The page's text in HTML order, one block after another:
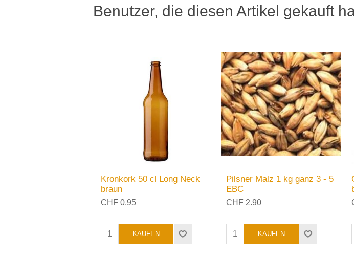
Benutzer, die diesen Artikel gekauft
Kronkork 50 cl Long Neck
braun
CHF 0.95
Pilsner Malz 1 kg ganz 3 - 5
EBC
CHF 2.90